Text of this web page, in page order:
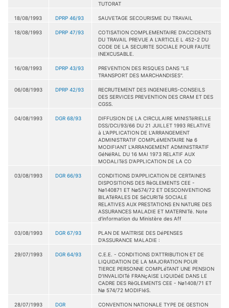
TUTORAT
18/08/1993 DPRP 46/93 SAUVETAGE SECOURISME DU TRAVAIL
18/08/1993 DPRP 47/93
COTISATION COMPLEMENTAIRE D'ACCIDENTS
DU TRAVAIL PREVUE A L'ARTICLE L 452-2 DU
CODE DE LA SECURITE SOCIALE POUR FAUTE
INEXCUSABLE.
16/08/1993 DPRP 43/93
PREVENTION DES RISQUES DANS "LE
TRANSPORT DES MARCHANDISES".
06/08/1993 DPRP 42/93
RECRUTEMENT DES INGENIEURS-CONSEILS
DES SERVICES PREVENTION DES CRAM ET DES
CGSS.
04/08/1993 DGR 68/93
DIFFUSION DE LA CIRCULAIRE MINISTéRIELLE
DSS/DCI/93/66 DU 21 JUILLET 1993 RELATIVE
à L'APPLICATION DE L'ARRANGEMENT
ADMINISTRATIF COMPLéMENTAIRE Nø 6
MODIFIANT L'ARRANGEMENT ADMINISTRATIF
GéNéRAL DU 16 MAI 1973 RELATIF AUX
MODALITéS D'APPLICATION DE LA CO
03/08/1993 DGR 66/93
CONDITIONS D'APPLICATION DE CERTAINES
DISPOSITIONS DES RèGLEMENTS CEE -
Nø140871 ET Nø574/72 ET DESCONVENTIONS
BILATéRALES DE SéCURITé SOCIALE
RELATIVES AUX PRESTATIONS EN NATURE DES
ASSURANCES MALADIE ET MATERNITé. Note
d'information du Ministère des Aff
03/08/1993 DGR 67/93
PLAN DE MAîTRISE DES DéPENSES
D'ASSURANCE MALADIE :
29/07/1993 DGR 64/93
C.E.E. - CONDITIONS D'ATTRIBUTION ET DE
LIQUIDATION DE LA MAJORATION POUR
TIERCE PERSONNE COMPLéTANT UNE PENSION
D'INVALIDITé FRANçAISE LIQUIDéE DANS LE
CADRE DES RèGLEMENTS CEE - Nø1408/71 ET
Nø 574/72 MODIFIéS.
28/07/1993
DGR
CONVENTION NATIONALE TYPE DE GESTION